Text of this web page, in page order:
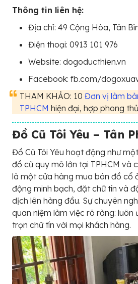
Thông tin liên hệ:
Địa chỉ: 49 Cộng Hòa, Tân
Điện thoại: 0913 101 976
Website: dogoducthien.vn
Facebook: fb.com/
THAM KHẢO: 10 Đơn vị làm
TPHCM hiện đại, hợp phong
Đồ Cũ Tôi Yêu – Tân
Đồ Cũ Tôi Yêu hoạt động như
đồ cũ quy mô lớn tại TPHCM và
là một cửa hàng mua bán đồ cổ
động minh bạch, đặt chữ tín và
dịch lên hàng đầu. Sự chuyên
quan niệm làm việc rõ ràng: luôn
trọn chữ tín với mọi khách hàng.